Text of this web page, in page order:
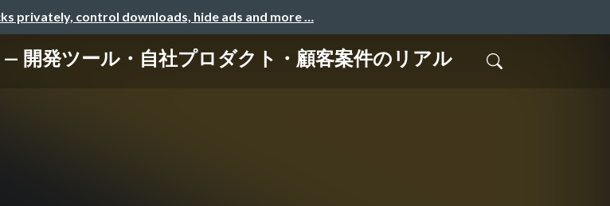
privately, control downloads, hide ads and more …
開発ツール・自社プロダクト・顧客案件のリアル